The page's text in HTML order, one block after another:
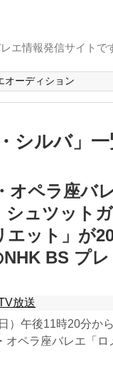
エ情報発信サイトで
オーディション
シルバ」
オペラ座バ
シュツット
ット」が
NHK BS プ
放送
）午後11時20分か
オペラ座バレエ「ロ